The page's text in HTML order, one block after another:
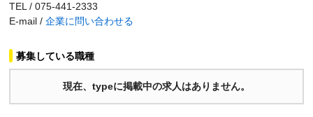
TEL / 075-441-2333
E-mail / 企業に問い合わせる
募集している職種
現在、typeに掲載中の求人はありません。